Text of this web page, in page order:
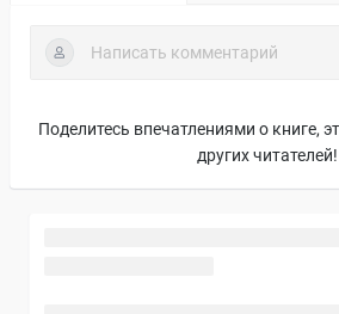
Поделитесь впечатлениями о книге,
других читателей!